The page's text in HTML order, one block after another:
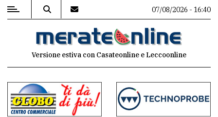
MENU
commenti
07/08/2026 - 16:40
Versione estiva con Casateonline e Leccoonline